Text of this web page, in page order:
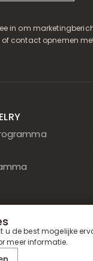
in om
contact opnemen
de best mogelijke
meer informatie.